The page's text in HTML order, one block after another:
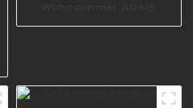
Wohnzimmer A0619